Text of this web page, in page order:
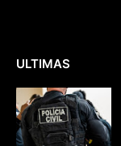
ULTIMAS